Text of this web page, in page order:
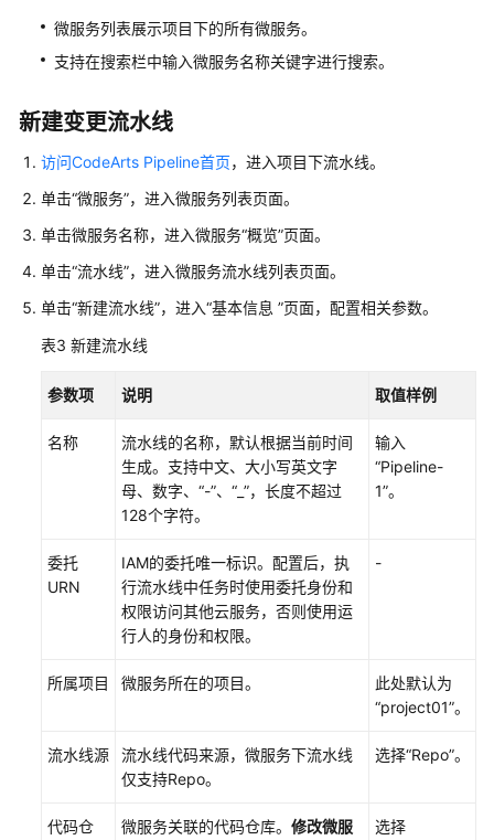
展
点
查
审
计
志
考
布
理
(CodeArts
指
南
实
API
微服务列表展示项目下的所有微服务。
支持在搜索栏中输入微服务名称关键字进行搜索。
新建变更流水线
访问CodeArts Pipeline首页，进入项目下流水线。
单击“微服务”，进入微服务列表页面。
单击微服务名称，进入微服务“概览”页面。
单击“流水线”，进入微服务流水线列表页面。
单击“新建流水线”，进入“基本信息 ”页面，配置相关参数。
表3 新建流水线
参数项 说明 取值样例
名称
流水线的名称，默认根据当前时间
生成。支持中文、大小写英文字
母、数字、“-”、“_”，长度不超过
128个字符。
输入
“Pipeline-
1”。
委托
URN
IAM的委托唯一标识。配置后，执
行流水线中任务时使用委托身份和
权限访问其他云服务，否则使用运
行人的身份和权限。
-
所属项目 微服务所在的项目。
此处默认为
“project01”。
流水线源
流水线代码来源，微服务下流水线
仅支持Repo。
选择“Repo”。
代码仓 微服务关联的代码仓库。 修改微服
选择